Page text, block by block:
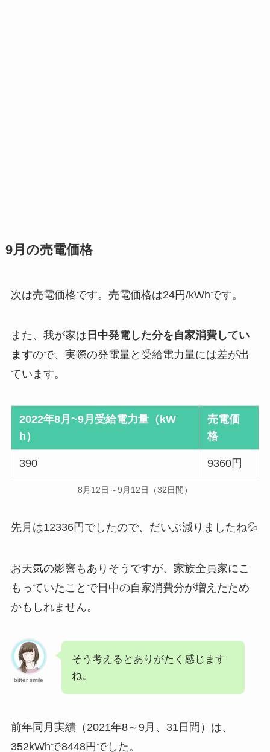
9月の売電価格
次は売電価格です。売電価格は24円/kWhです。
また、我が家は 日中発電した分を自家消費してい
ますので、実際の発電量と受給電力量には差が出
ています。
2022年8月~9月受給電力量（kW
h）
売電価
格
390 9360円
8月12日～9月12日（32日間）
先月は12336円でしたので、だいぶ減りましたね💦
お天気の影響もありそうですが、家族全員家にこ
もっていたことで日中の自家消費分が増えたため
かもしれません。
bitter smile
そう考えるとありがたく感じます
ね。
前年同月実績（2021年8～9月、31日間）は、
352kWhで8448円でした。